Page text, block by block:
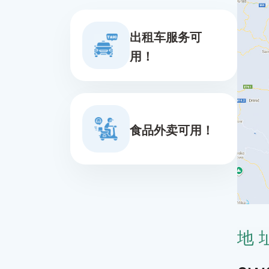
出租车服务可
用！
食品外卖可用！
地